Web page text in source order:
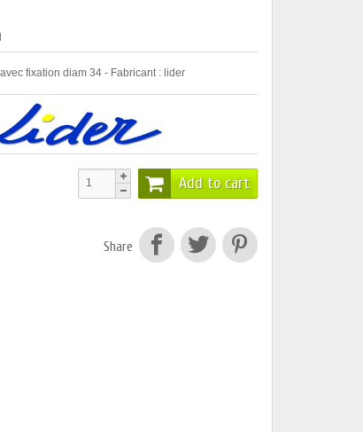
fixation diam 34 - Fabricant : lider
Add to cart
Share